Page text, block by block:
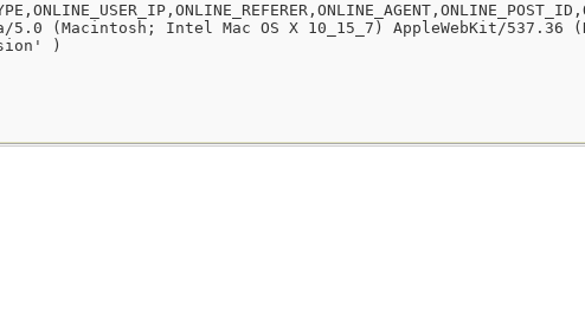
Intel Mac OS X 10_15_7) AppleWebKit/537.36
)